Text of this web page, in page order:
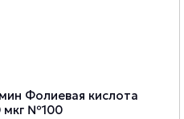
Фолиевая кислота
мкг №100